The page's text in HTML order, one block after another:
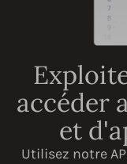
accéder
et
Utilisez notre